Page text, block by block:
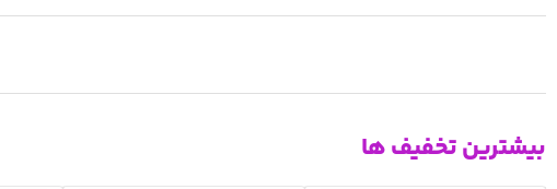
بیشترین تخفیف ها